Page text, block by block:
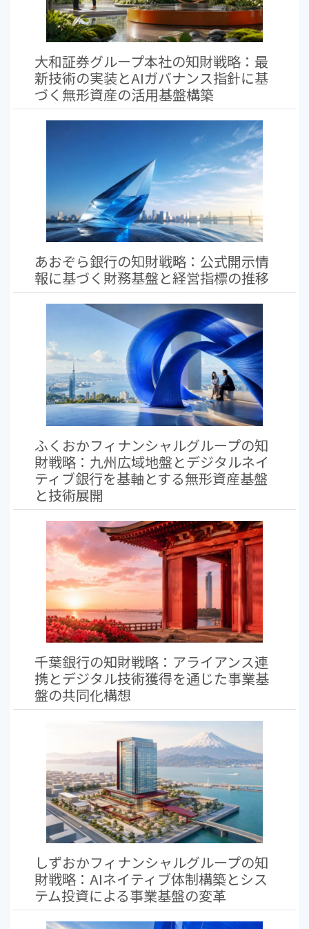
大和証券グループ本社の知財戦略：最
新技術の実装とAIガバナンス指針に基
づく無形資産の活用基盤構築
あおぞら銀行の知財戦略：公式開示情
報に基づく財務基盤と経営指標の推移
ふくおかフィナンシャルグループの知
財戦略：九州広域地盤とデジタルネイ
ティブ銀行を基軸とする無形資産基盤
と技術展開
千葉銀行の知財戦略：アライアンス連
携とデジタル技術獲得を通じた事業基
盤の共同化構想
しずおかフィナンシャルグループの知
財戦略：AIネイティブ体制構築とシス
テム投資による事業基盤の変革